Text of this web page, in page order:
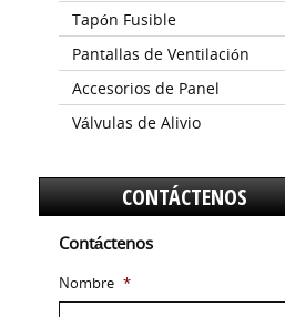
Tapón Fusible
Pantallas de Ventilación
Accesorios de Panel
Válvulas de Alivio
CONTÁCTENOS
Contáctenos
Nombre *